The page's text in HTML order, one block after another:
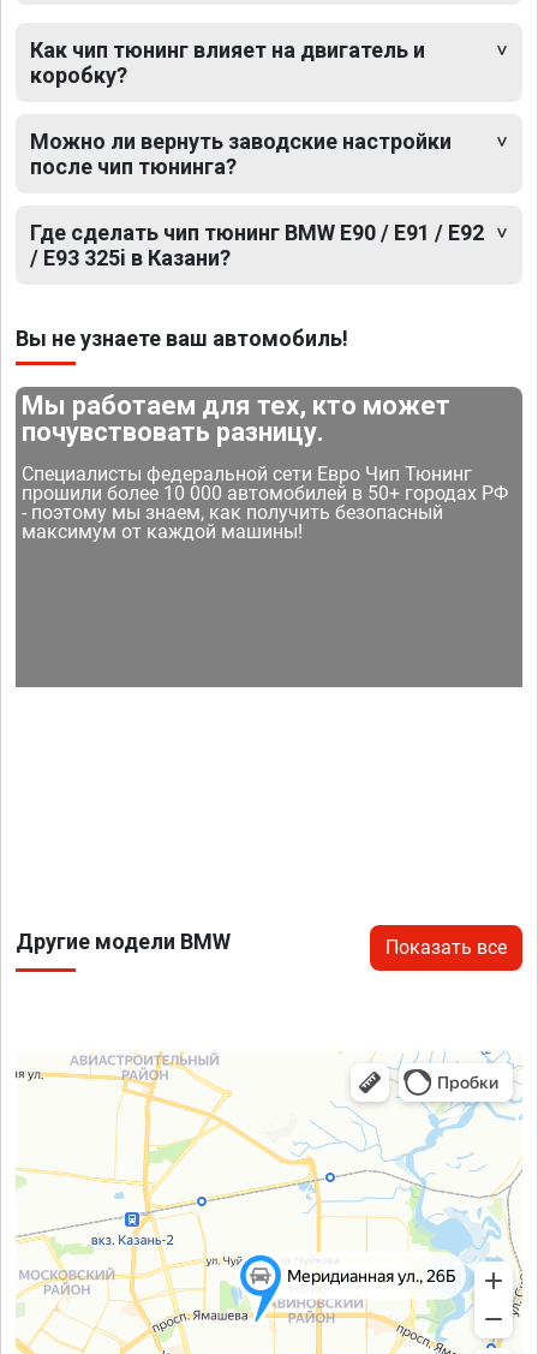
Как чип тюнинг влияет на двигатель и
коробку?
Можно ли вернуть заводские настройки
после чип тюнинга?
Где сделать чип тюнинг BMW E90 / E91 / E92
/ E93 325i в Казани?
Вы не узнаете ваш автомобиль!
Мы работаем для тех, кто может
почувствовать разницу.
Специалисты федеральной сети Евро Чип Тюнинг
прошили более 10 000 автомобилей в 50+ городах РФ
- поэтому мы знаем, как получить безопасный
максимум от каждой машины!
Другие модели BMW Показать все